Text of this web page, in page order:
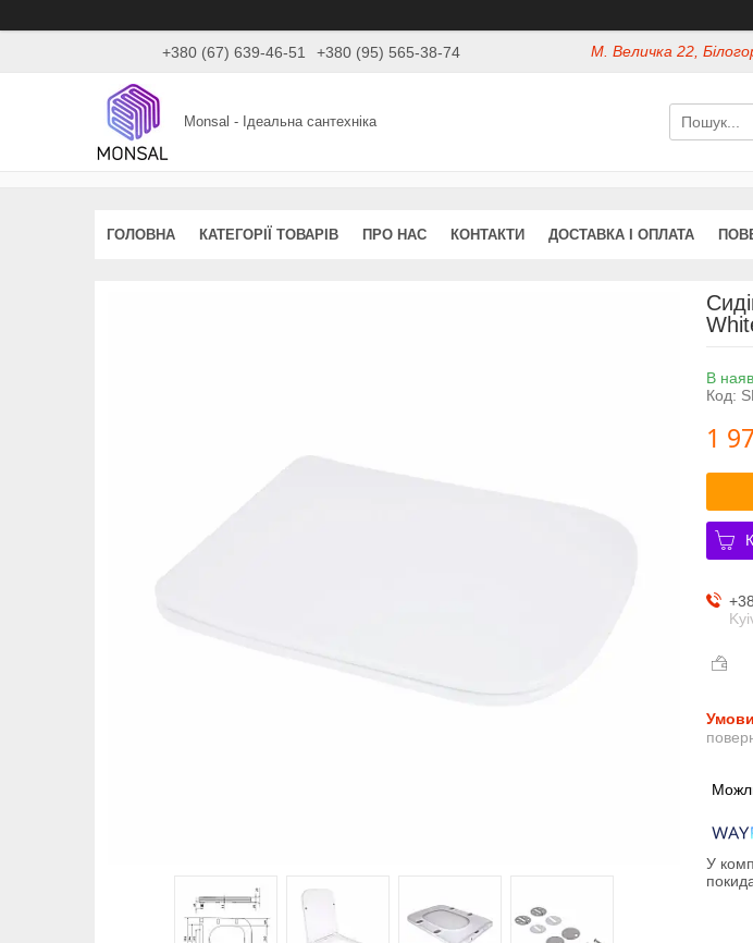
+380 (67) 639-46-51 +380 (95) 565-38-74 М. Величка 22,
Monsal - Ідеальна сантехніка
ГОЛОВНА КАТЕГОРІЇ ТОВАРІВ ПРО НАС КОНТАКТИ ДОСТАВКА І ОПЛАТА
В
Код:
1
У